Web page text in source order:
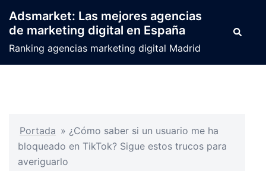
contenido
Adsmarket: Las mejores agencias
de marketing digital en España
Ranking agencias marketing digital Madrid
Buscar
Portada » ¿Cómo saber si un usuario me ha
bloqueado en TikTok? Sigue estos trucos para
averiguarlo